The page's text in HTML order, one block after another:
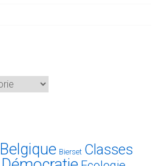
Belgique Bierset Classes